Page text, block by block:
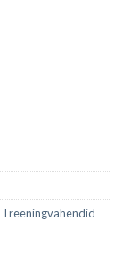
Treeningvahendid